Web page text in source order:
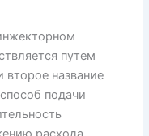
путем
название
подачи